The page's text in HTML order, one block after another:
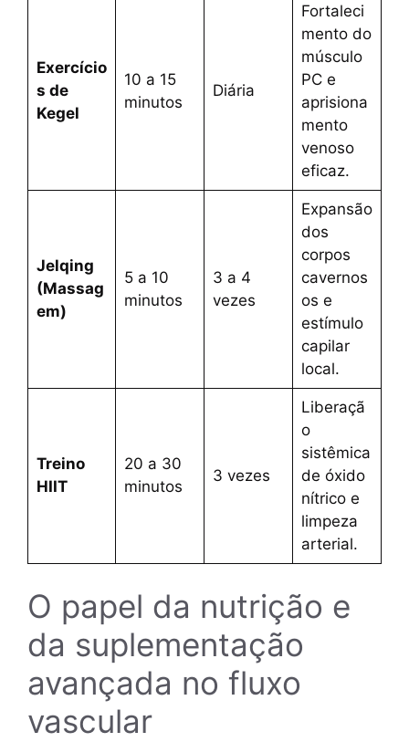
Exercício
s de
Kegel
10 a 15
minutos
Diária
Fortaleci
mento do
músculo
PC e
aprisiona
mento
venoso
eficaz.
Jelqing
(Massag
em)
5 a 10
minutos
3 a 4
vezes
Expansão
dos
corpos
cavernos
os e
estímulo
capilar
local.
Treino
HIIT
20 a 30
minutos
3 vezes
Liberaçã
o
sistêmica
de óxido
nítrico e
limpeza
arterial.
O papel da nutrição e
da suplementação
avançada no fluxo
vascular